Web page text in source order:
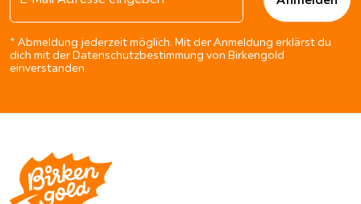
* Abmeldung jederzeit möglich. Mit der Anmeldung erklärst du
dich mit der Datenschutzbestimmung von Birkengold
einverstanden.